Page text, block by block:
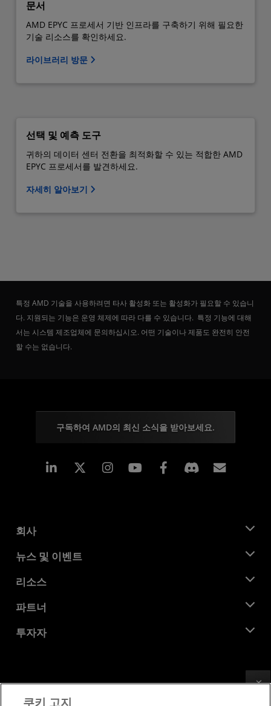
문서
AMD EPYC 프로세서 기반 인프라를 구축하기 위해 필요한
기술 리소스를 확인하세요.
라이브러리 방문
선택 및 예측 도구
귀하의 데이터 센터 전환을 최적화할 수 있는 적합한 AMD
EPYC 프로세서를 발견하세요.
자세히 알아보기
특정 AMD 기술을 사용하려면 타사 활성화 또는 활성화가 필요할 수 있습니
다. 지원되는 기능은 운영 체제에 따라 다를 수 있습니다. 특정 기능에 대해
서는 시스템 제조업체에 문의하십시오. 어떤 기술이나 제품도 완전히 안전
할 수는 없습니다.
구독하여 AMD의 최신 소식을 받아보세요.
Linkedin Instagram Facebook
회사
AMD 소개
기업의 사회적 책임
채용
문의하기
뉴스 및 이벤트
뉴스룸
미디어 라이브러리
리소스
개발자 센트럴
사례 연구
파트너
AMD 파트너 허브
투자자
이사위원회
거버넌스 문서
쿠키 고지